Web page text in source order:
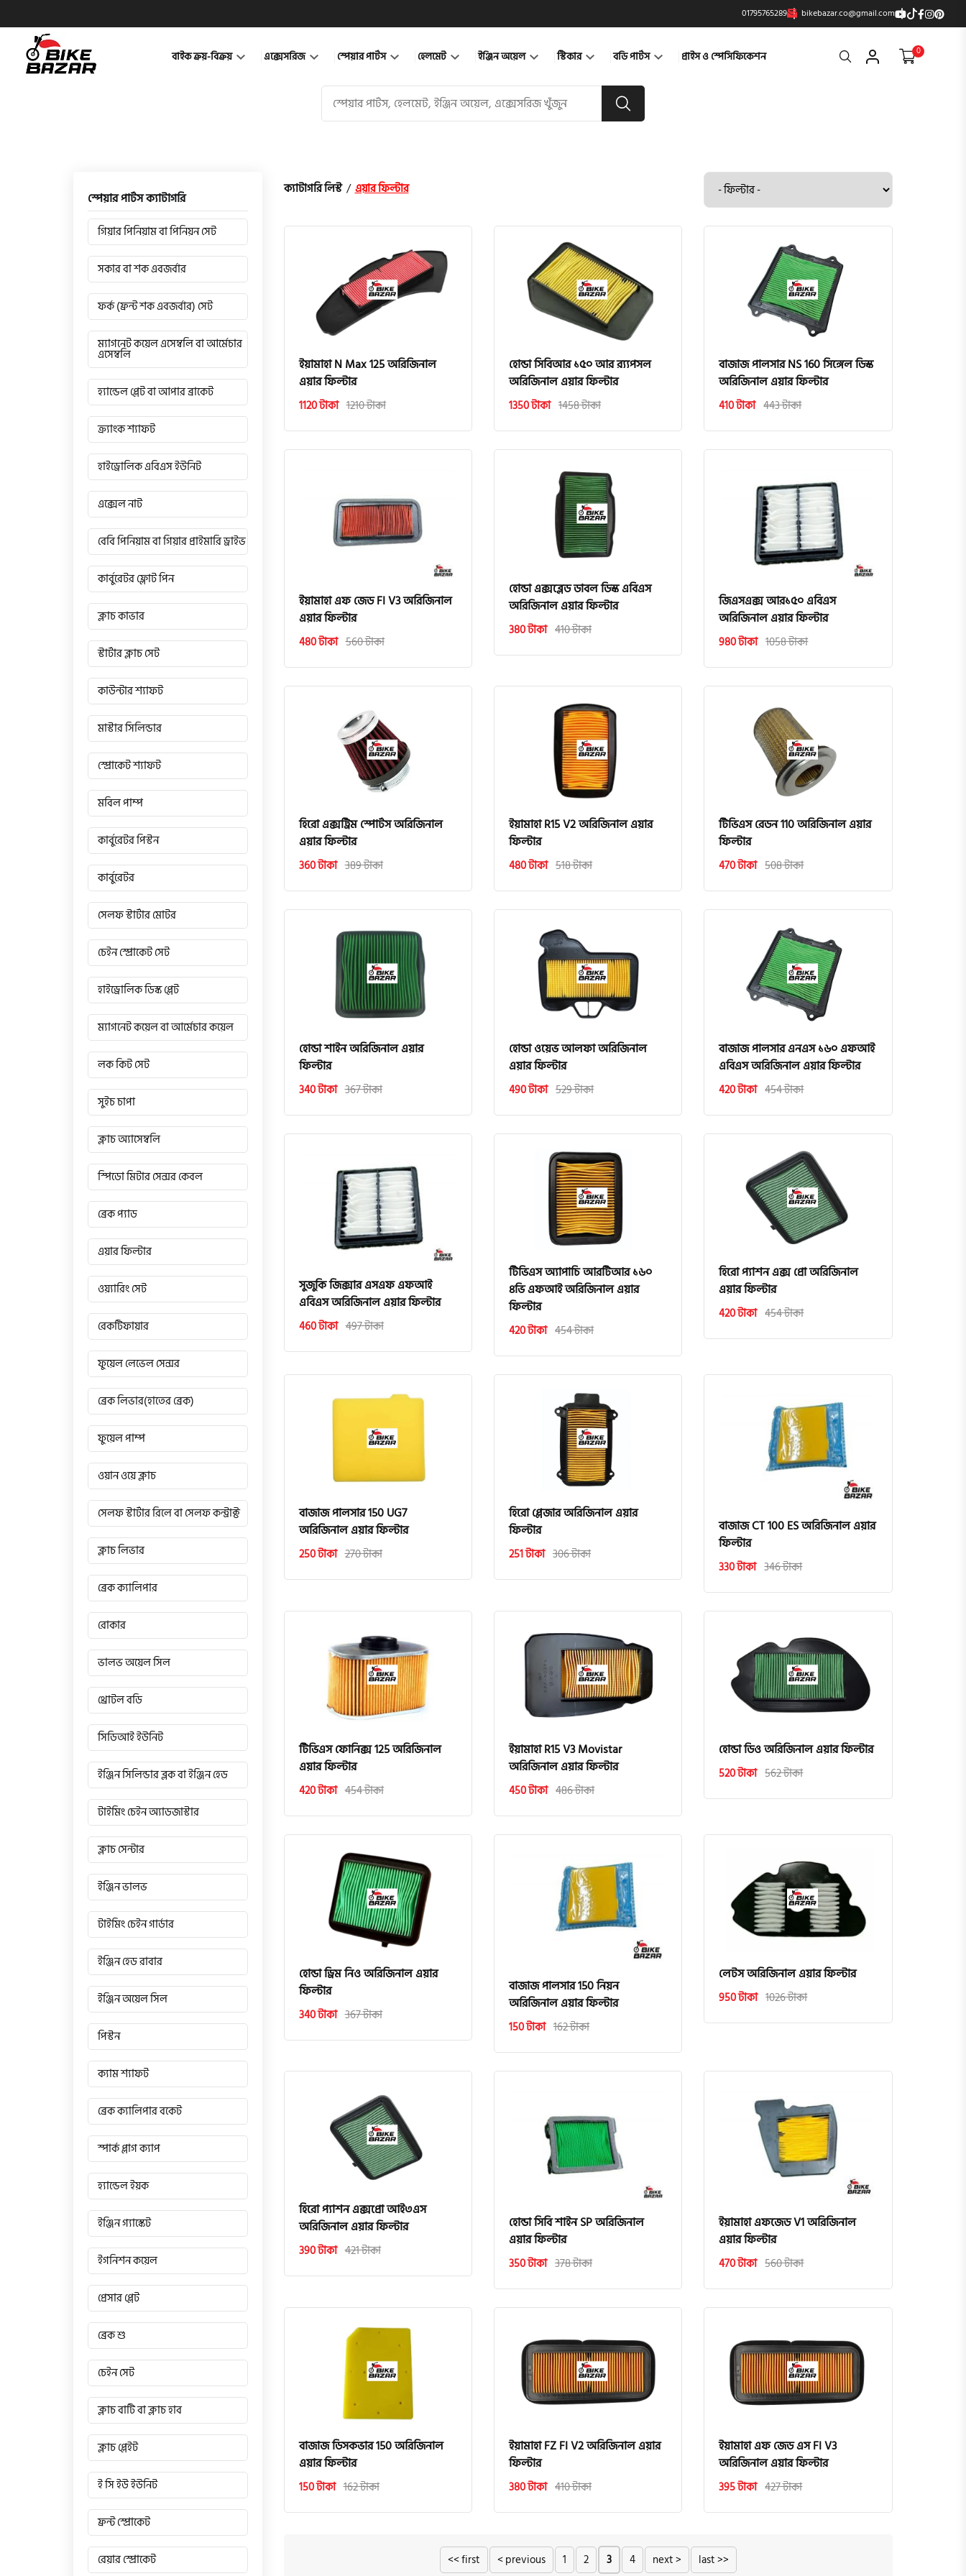
01795765289 bikebazar.co@gmail.com
বাইক ক্রয়-বিক্রয় এক্সেসরিজ স্পেয়ার পার্টস হেলমেট ইঞ্জিন অয়েল স্টিকার বডি পার্টস প্রাইস ও স্পেসিফিকেশন Search 0
স্পেয়ার পার্টস ক্যাটাগরি
গিয়ার পিনিয়াম বা পিনিয়ন সেট
সকার বা শক এবজর্বার
ফর্ক (ফ্রন্ট শক এবজর্বার) সেট
ম্যাগনেট কয়েল এসেম্বলি বা আর্মেচার
এসেম্বলি
হ্যান্ডেল প্লেট বা আপার ব্রাকেট
ক্র্যাংক শ্যাফট
হাইড্রোলিক এবিএস ইউনিট
এক্সেল নাট
বেবি পিনিয়াম বা গিয়ার প্রাইমারি ড্রাইভ
কার্বুরেটর ফ্লোট পিন
ক্লাচ কাভার
স্টার্টার ক্লাচ সেট
কাউন্টার শ্যাফট
মাস্টার সিলিন্ডার
স্প্রোকেট শ্যাফট
মবিল পাম্প
কার্বুরেটর পিস্টন
কার্বুরেটর
সেলফ স্টার্টার মোটর
চেইন স্প্রোকেট সেট
হাইড্রোলিক ডিস্ক প্লেট
ম্যাগনেট কয়েল বা আর্মেচার কয়েল
লক কিট সেট
সুইচ চাপা
ক্লাচ অ্যাসেম্বলি
স্পিডো মিটার সেন্সর কেবল
ব্রেক প্যাড
এয়ার ফিল্টার
ওয়্যারিং সেট
রেকটিফায়ার
ফুয়েল লেভেল সেন্সর
ব্রেক লিভার(হাতের ব্রেক)
ফুয়েল পাম্প
ওয়ান ওয়ে ক্লাচ
সেলফ স্টার্টার রিলে বা সেলফ কন্ট্রাক্ট
ক্লাচ লিভার
ব্রেক ক্যালিপার
রোকার
ভালভ অয়েল সিল
থ্রোটল বডি
সিডিআই ইউনিট
ইঞ্জিন সিলিন্ডার ব্লক বা ইঞ্জিন হেড
টাইমিং চেইন অ্যাডজাস্টার
ক্লাচ সেন্টার
ইঞ্জিন ভালভ
টাইমিং চেইন গার্ডার
ইঞ্জিন হেড রাবার
ইঞ্জিন অয়েল সিল
পিস্টন
ক্যাম শ্যাফট
ব্রেক ক্যালিপার বকেট
স্পার্ক প্লাগ ক্যাপ
হ্যান্ডেল ইয়ক
ইঞ্জিন গ্যাস্কেট
ইগনিশন কয়েল
প্রেসার প্লেট
ব্রেক শু
চেইন সেট
ক্লাচ বাটি বা ক্লাচ হাব
ক্লাচ প্লেইট
ই সি ইউ ইউনিট
ফ্রন্ট স্প্রোকেট
রেয়ার স্প্রোকেট
ক্যাটাগরি লিস্ট/এয়ার ফিল্টার
ইয়ামাহা N Max 125 অরিজিনাল
এয়ার ফিল্টার
1120 টাকা 1210 টাকা
হোন্ডা সিবিআর ১৫০ আর র‍্য্যপসল
অরিজিনাল এয়ার ফিল্টার
1350 টাকা 1458 টাকা
বাজাজ পালসার NS 160 সিঙ্গেল ডিস্ক
অরিজিনাল এয়ার ফিল্টার
410 টাকা 443 টাকা
ইয়ামাহা এফ জেড FI V3 অরিজিনাল
এয়ার ফিল্টার
480 টাকা 560 টাকা
হোন্ডা এক্সব্লেড ডাবল ডিস্ক এবিএস
অরিজিনাল এয়ার ফিল্টার
380 টাকা 410 টাকা
জিএসএক্স আর১৫০ এবিএস
অরিজিনাল এয়ার ফিল্টার
980 টাকা 1058 টাকা
হিরো এক্সট্রিম স্পোর্টস অরিজিনাল
এয়ার ফিল্টার
360 টাকা 389 টাকা
ইয়ামাহা R15 V2 অরিজিনাল এয়ার
ফিল্টার
480 টাকা 518 টাকা
টিভিএস রেডন 110 অরিজিনাল এয়ার
ফিল্টার
470 টাকা 508 টাকা
হোন্ডা শাইন অরিজিনাল এয়ার
ফিল্টার
340 টাকা 367 টাকা
হোন্ডা ওয়েভ আলফা অরিজিনাল
এয়ার ফিল্টার
490 টাকা 529 টাকা
বাজাজ পালসার এনএস ১৬০ এফআই
এবিএস অরিজিনাল এয়ার ফিল্টার
420 টাকা 454 টাকা
সুজুকি জিক্সার এসএফ এফআই
এবিএস অরিজিনাল এয়ার ফিল্টার
460 টাকা 497 টাকা
টিভিএস অ্যাপাচি আরটিআর ১৬০
৪ভি এফআই অরিজিনাল এয়ার
ফিল্টার
420 টাকা 454 টাকা
হিরো প্যাশন এক্স প্রো অরিজিনাল
এয়ার ফিল্টার
420 টাকা 454 টাকা
বাজাজ পালসার 150 UG7
অরিজিনাল এয়ার ফিল্টার
250 টাকা 270 টাকা
হিরো প্লেজার অরিজিনাল এয়ার
ফিল্টার
251 টাকা 306 টাকা
বাজাজ CT 100 ES অরিজিনাল এয়ার
ফিল্টার
330 টাকা 346 টাকা
টিভিএস ফোনিক্স 125 অরিজিনাল
এয়ার ফিল্টার
420 টাকা 454 টাকা
ইয়ামাহা R15 V3 Movistar
অরিজিনাল এয়ার ফিল্টার
450 টাকা 486 টাকা
হোন্ডা ডিও অরিজিনাল এয়ার ফিল্টার
520 টাকা 562 টাকা
হোন্ডা ড্রিম নিও অরিজিনাল এয়ার
ফিল্টার
340 টাকা 367 টাকা
বাজাজ পালসার 150 নিয়ন
অরিজিনাল এয়ার ফিল্টার
150 টাকা 162 টাকা
লেটস অরিজিনাল এয়ার ফিল্টার
950 টাকা 1026 টাকা
হিরো প্যাশন এক্সপ্রো আই৩এস
অরিজিনাল এয়ার ফিল্টার
390 টাকা 421 টাকা
হোন্ডা সিবি শাইন SP অরিজিনাল
এয়ার ফিল্টার
350 টাকা 378 টাকা
ইয়ামাহা এফজেড V1 অরিজিনাল
এয়ার ফিল্টার
470 টাকা 560 টাকা
বাজাজ ডিসকভার 150 অরিজিনাল
এয়ার ফিল্টার
150 টাকা 162 টাকা
ইয়ামাহা FZ FI V2 অরিজিনাল এয়ার
ফিল্টার
380 টাকা 410 টাকা
ইয়ামাহা এফ জেড এস FI V3
অরিজিনাল এয়ার ফিল্টার
395 টাকা 427 টাকা
<< first < previous 1 2 3 4 next > last >>